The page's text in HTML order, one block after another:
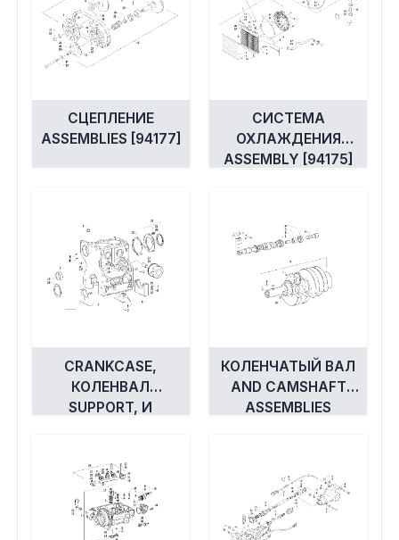
Охлаждение
СЦЕПЛЕНИЕ
ASSEMBLIES [94177]
СИСТЕМА
ОХЛАЖДЕНИЯ
ASSEMBLY [94175]
CRANKCASE,
КОЛЕНВАЛ
SUPPORT, И
ASSEMBLIES [94180]
КОЛЕНЧАТЫЙ ВАЛ
AND CAMSHAFT
ASSEMBLIES